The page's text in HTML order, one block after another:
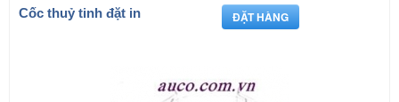
Cốc thuỷ tinh đặt in